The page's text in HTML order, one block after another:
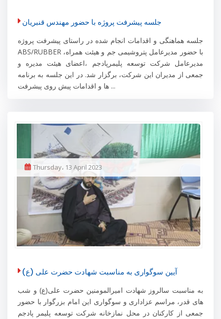
جلسه پیشرفت پروژه با حضور مهندس قنبریان
جلسه هماهنگی و اقدامات انجام شده در راستای پیشرفت پروژه
ABS/RUBBER با حضور مدیرعامل پتروشیمی جم و هیئت همراه،
مدیرعامل شرکت توسعه پلیمرپادجم ،اعضای هیئت مدیره و
جمعی از مدیران این شرکت، برگزار شد. در این جلسه به برنامه
ها و اقدامات پیش روی پیشرفت ...
Thursday، 13 April 2023
آیین سوگواری به مناسبت شهادت حضرت علی (ع)
به مناسبت سالروز شهادت امیرالمومنین حضرت علی(ع) و شب
های قدر، مراسم عزاداری و سوگواری این امام بزرگوار با حضور
جمعی از کارکنان در محل نمازخانه شرکت توسعه پلیمر پادجم